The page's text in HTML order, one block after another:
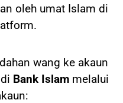
oleh umat Islam di
wang ke akaun
Bank Islammelalui